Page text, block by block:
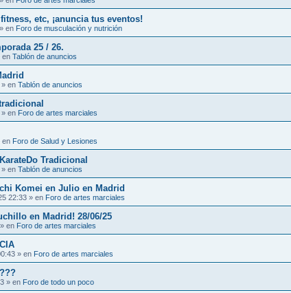
etc, ¡anuncia tus eventos!
» en Foro de musculación y nutrición
25 / 26.
en Tablón de anuncios
» en Tablón de anuncios
» en Foro de artes marciales
en Foro de Salud y Lesiones
Tradicional
» en Tablón de anuncios
Komei en Julio en Madrid
22:33 » en Foro de artes marciales
en Madrid! 28/06/25
» en Foro de artes marciales
» en Foro de artes marciales
» en Foro de todo un poco